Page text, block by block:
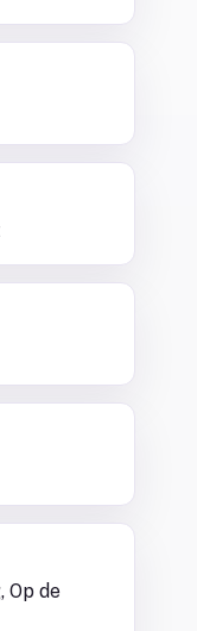
Op de